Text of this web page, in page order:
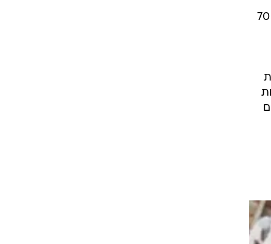
הקובע הקמת ועדה מיוחדת בענייני הטיפול בנפגעי האסון והפיצויים. בשנת 2017 ניתן פיצוי בשווי 70